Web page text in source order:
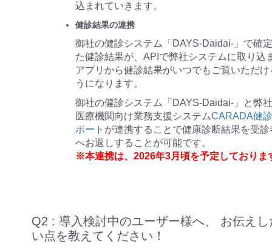
込まれていきます。
健診結果の連携
御社の健診システム「DAYS-Daidai-」で確
た健診結果が、APIで弊社システムに取り込
アプリから健診結果がいつでもご覧いただけ
うになります。
御社の健診システム「DAYS-Daidai-」と弊
医療機関向け業務支援システムCARADA健
ポート が連携することで健康診断結果を受診
へお返しすることが可能です。
※本連携は、2026年3月頃を予定しておりま
Q2 : 導入検討中のユーザー様へ、 お伝えし
い点を教えてください！